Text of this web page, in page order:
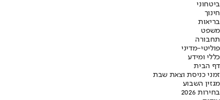
ביטחוני
חינוך
בריאות
משפט
תחבורה
פוליטי-מדיני
כללי ומידע
דף הבית
זמני כניסת וצאת שבת
מגזין השבוע
בחירות 2026